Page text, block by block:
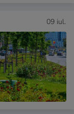
09 iul.